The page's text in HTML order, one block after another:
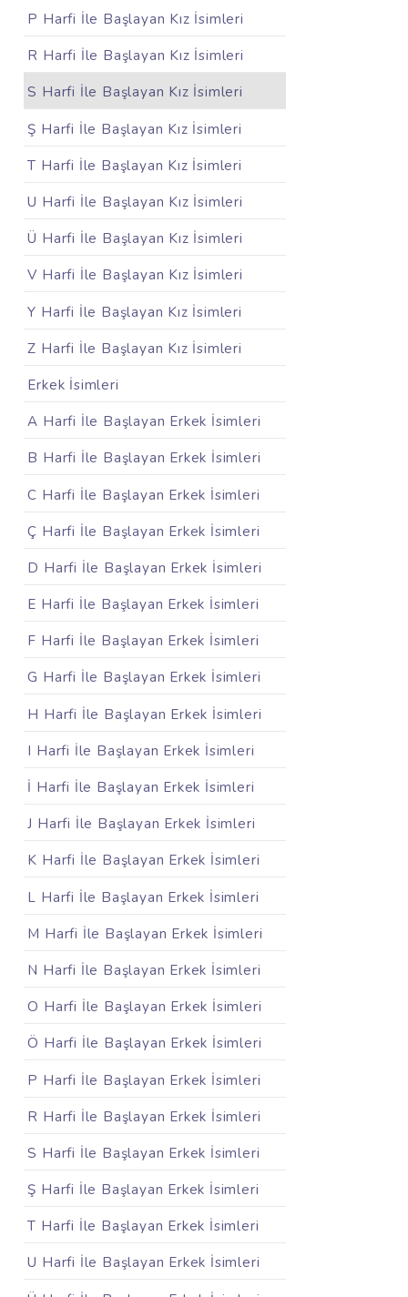
P Harfi İle Başlayan Kız İsimleri
R Harfi İle Başlayan Kız İsimleri
S Harfi İle Başlayan Kız İsimleri
Ş Harfi İle Başlayan Kız İsimleri
T Harfi İle Başlayan Kız İsimleri
U Harfi İle Başlayan Kız İsimleri
Ü Harfi İle Başlayan Kız İsimleri
V Harfi İle Başlayan Kız İsimleri
Y Harfi İle Başlayan Kız İsimleri
Z Harfi İle Başlayan Kız İsimleri
Erkek İsimleri
A Harfi İle Başlayan Erkek İsimleri
B Harfi İle Başlayan Erkek İsimleri
C Harfi İle Başlayan Erkek İsimleri
Ç Harfi İle Başlayan Erkek İsimleri
D Harfi İle Başlayan Erkek İsimleri
E Harfi İle Başlayan Erkek İsimleri
F Harfi İle Başlayan Erkek İsimleri
G Harfi İle Başlayan Erkek İsimleri
H Harfi İle Başlayan Erkek İsimleri
I Harfi İle Başlayan Erkek İsimleri
İ Harfi İle Başlayan Erkek İsimleri
J Harfi İle Başlayan Erkek İsimleri
K Harfi İle Başlayan Erkek İsimleri
L Harfi İle Başlayan Erkek İsimleri
M Harfi İle Başlayan Erkek İsimleri
N Harfi İle Başlayan Erkek İsimleri
O Harfi İle Başlayan Erkek İsimleri
Ö Harfi İle Başlayan Erkek İsimleri
P Harfi İle Başlayan Erkek İsimleri
R Harfi İle Başlayan Erkek İsimleri
S Harfi İle Başlayan Erkek İsimleri
Ş Harfi İle Başlayan Erkek İsimleri
T Harfi İle Başlayan Erkek İsimleri
U Harfi İle Başlayan Erkek İsimleri